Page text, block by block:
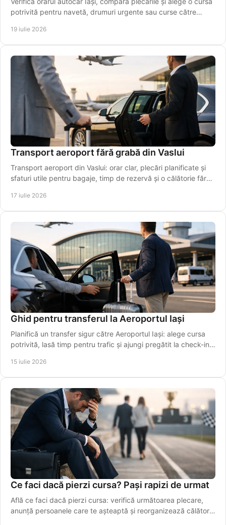
potrivită pentru navetă, drumuri urgente sau curse către
19 iulie 2026
Transport aeroport fără grabă din Vaslui
Transport aeroport din Vaslui: orar clar, plecări planificate și
sfaturi utile pentru bagaje, timp de rezervă și o călătorie fără
17 iulie 2026
Ghid pentru transferul la Aeroportul Iași
Planifică un transfer sigur către Aeroportul Iași: alege cursa
potrivită, lasă timp pentru trafic și ajungi pregătit la check-in,
15 iulie 2026
Ce faci dacă pierzi cursa? Pași rapizi de urmat
Află ce faci dacă pierzi cursa: verifică următoarea plecare,
anunță persoanele care te așteaptă și reorganizează călătoria